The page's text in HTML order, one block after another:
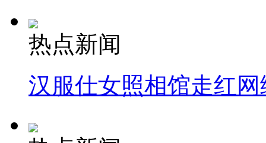
热点新闻
汉服仕女照相馆走红网